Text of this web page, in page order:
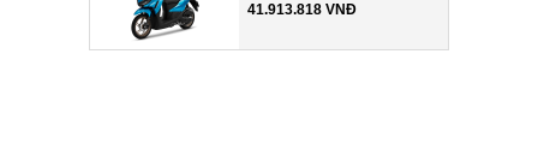
41.913.818 VNĐ